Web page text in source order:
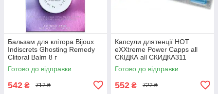
Бальзам для клітора Bijoux
Indiscrets Ghosting Remedy
Clitoral Balm 8 г
Готово до відправки
542 ₴ 712 ₴
Капсули длятенції HOT
eXXtreme Power Capps all
СКІДКА all СКИДКА311
Готово до відправки
552 ₴ 722 ₴